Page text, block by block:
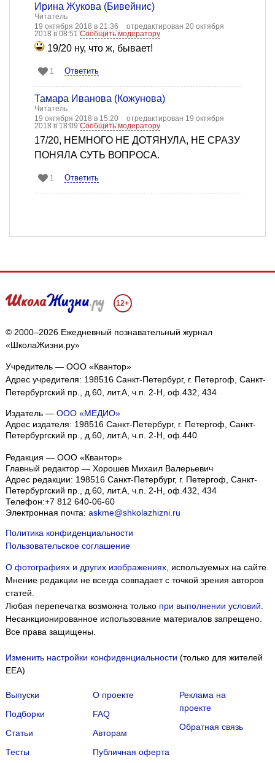
Ирина Жукова (Бивейнис)
Читатель
19 октября 2018 в 21:36
отредактирован 20 октября
2018 в 08:51Сообщить модератору
19/20 ну, что ж, бывает!
1 Ответить
Тамара Иванова (Кожунова)
Читатель
19 октября 2018 в 15:20
отредактирован 19 октября
2018 в 18:09Сообщить модератору
17/20, НЕМНОГО НЕ ДОТЯНУЛА, НЕ СРАЗУ
ПОНЯЛА СУТЬ ВОПРОСА.
1 Ответить
12+
© 2000–2026 Ежедневный познавательный журнал
«ШколаЖизни.ру»
Учредитель — ООО «Квантор»
Адрес учредителя: 198516 Санкт-Петербург, г. Петергоф, Санкт-
Петербургский пр., д.60, лит.А, ч.п. 2-Н, оф.432, 434
Издатель — ООО «МЕДИО»
Адрес издателя: 198516 Санкт-Петербург, г. Петергоф, Санкт-
Петербургский пр., д.60, лит.А, ч.п. 2-Н, оф.440
Редакция — ООО «Квантор»
Главный редактор — Хорошев Михаил Валерьевич
Адрес редакции: 198516 Санкт-Петербург, г. Петергоф Санкт-
Петербургский пр., д.60, лит.А, ч.п. 2-Н, оф.432, 434
Телефон:+7 812 640-06-60
Электронная почта: askme@shkolazhizni.ru
Политика конфиденциальности
Пользовательское соглашение
О фотографиях и других изображениях, используемых на сайте.
Мнение редакции не всегда совпадает с точкой зрения авторов
статей.
Любая перепечатка возможна только при выполнении условий
Несанкционированное использование материалов запрещено.
Все права защищены.
Изменить настройки конфиденциальности (только для жителей
EEA)
Выпуски
Подборки
Статьи
Тесты
О проекте
FAQ
Авторам
Публичная оферта
Реклама на
проекте
Обратная связь